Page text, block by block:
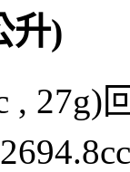
升)
, 27g)